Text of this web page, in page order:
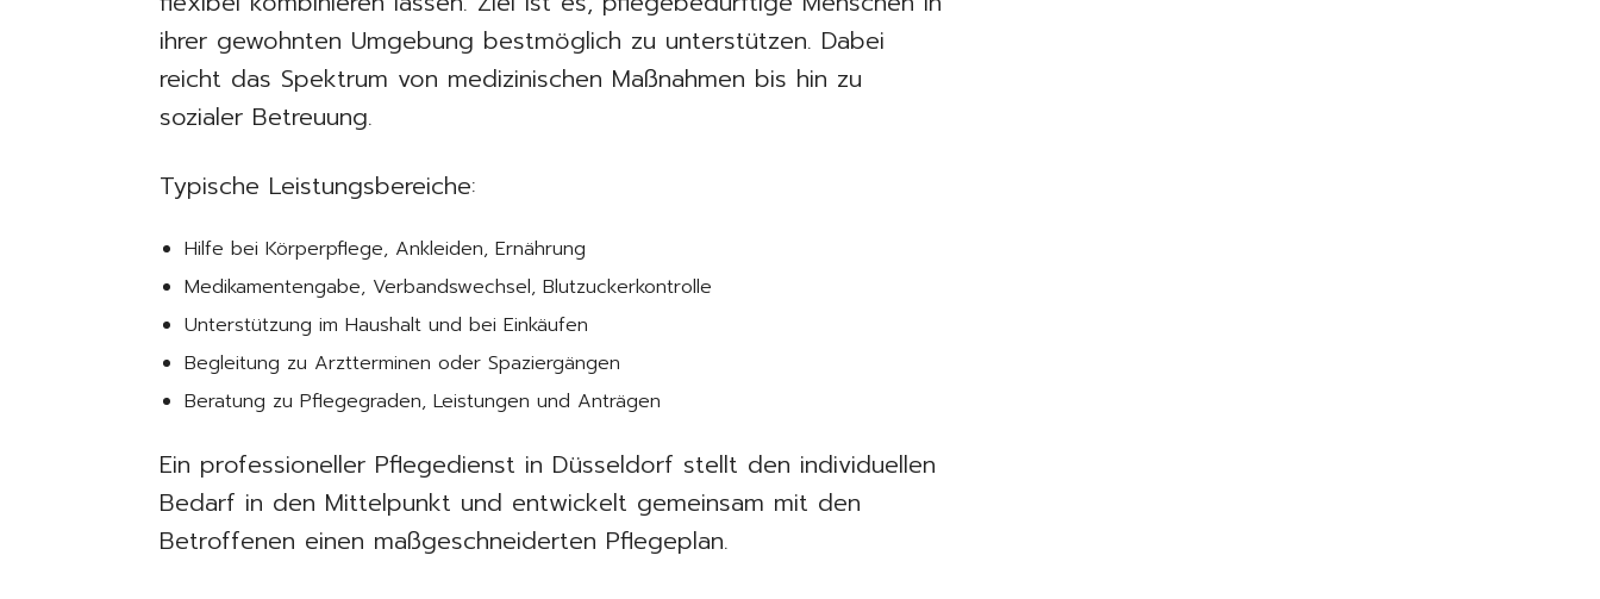
ihrer gewohnten Umgebung bestmöglich zu unterstützen. Dabei
reicht das Spektrum von medizinischen Maßnahmen bis hin zu
sozialer Betreuung.
Typische Leistungsbereiche:
Hilfe bei Körperpflege, Ankleiden, Ernährung
Medikamentengabe, Verbandswechsel, Blutzuckerkontrolle
Unterstützung im Haushalt und bei Einkäufen
Begleitung zu Arztterminen oder Spaziergängen
Beratung zu Pflegegraden, Leistungen und Anträgen
Ein professioneller Pflegedienst in Düsseldorf stellt den individuellen
Bedarf in den Mittelpunkt und entwickelt gemeinsam mit den
Betroffenen einen maßgeschneiderten Pflegeplan.